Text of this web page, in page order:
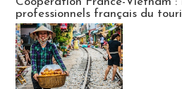
professionnels français du